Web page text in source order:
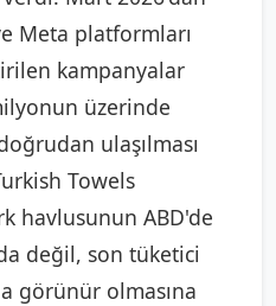
Meta platformları
kampanyalar
üzerinde
ulaşılması
Towels
havlusunun ABD'de
değil, son tüketici
görünür olmasına